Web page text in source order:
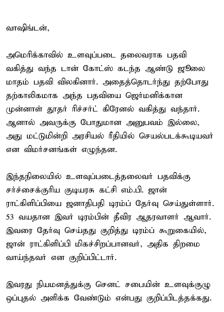
வாஷிங்டன்,
அமெரிக்காவில் உளவுப்படை தலைவராக பதவி
வகித்து வந்த டான் கோட்ஸ் கடந்த ஆண்டு ஜூலை
மாதம் பதவி விலகினார். அதைத்தொடர்ந்து தற்போது
தற்காலிகமாக அந்த பதவியை ஜெர்மனிக்கான
முன்னாள் தூதர் ரிச்சர்ட் கிரேனல் வகித்து வந்தார்.
ஆனால் அவருக்கு போதுமான அனுபவம் இல்லை,
அது மட்டுமின்றி அரசியல் ரீதியில் செயல்படக்கூடியவர்
என விமர்சனங்கள் எழுந்தன.
இந்தநிலையில் உளவுப்படைத்தலைவர் பதவிக்கு
சர்ச்சைக்குரிய குடியரசு கட்சி எம்.பி. ஜான்
ராட்கிளிப்பியை ஜனாதிபதி டிரம்ப் தேர்வு செய்துள்ளார்.
53 வயதான இவர் டிரம்பின் தீவிர ஆதரவாளர் ஆவார்.
இவரை தேர்வு செய்தது குறித்து டிரம்ப் கூறுகையில்,
ஜான் ராட்கிளிப்பி மிகச்சிறப்பானவர், அதிக திறமை
வாய்ந்தவர் என குறிப்பிட்டார்.
இவரது நியமனத்துக்கு செனட் சபையின் உளவுக்குழு
ஒப்புதல் அளிக்க வேண்டும் என்பது குறிப்பிடத்தக்கது.